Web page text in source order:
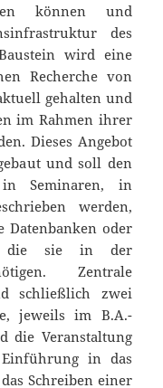
können und
des
wird eine
Recherche von
gehalten und
im Rahmen ihrer
Dieses Angebot
und soll den
in Seminaren, in
werden,
Datenbanken oder
die sie in der
Zentrale
schließlich zwei
jeweils im B.A.-
die Veranstaltung
in das
Schreiben einer